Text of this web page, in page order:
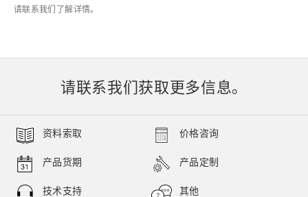
请联系我们了解详情。
请联系我们获取更多信息。
资料索取 价格咨询
产品货期 产品定制
技术支持 其他